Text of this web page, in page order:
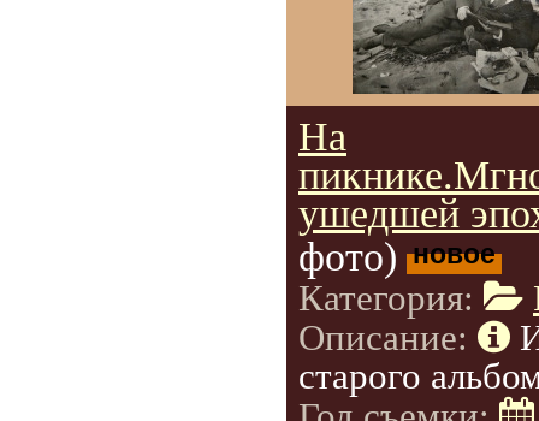
На
ушедшей
фото) новое
Категория:
Описание:
старого